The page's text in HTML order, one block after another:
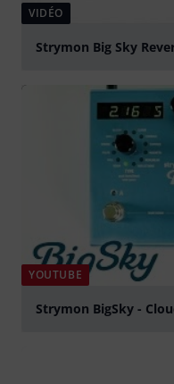
VIDÉO
Strymon Big Sky
YOUTUBE
Strymon BigSky -